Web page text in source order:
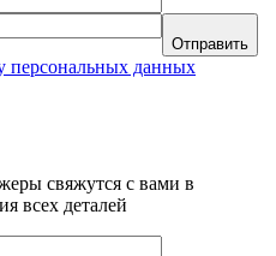
Отправить
персональных данных
свяжутся с вами в
всех деталей